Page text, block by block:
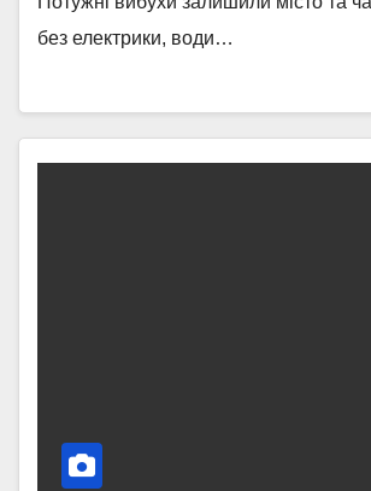
без електрики, води…